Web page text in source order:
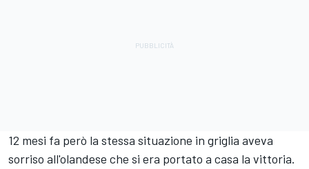
12 mesi fa però la stessa situazione in griglia aveva
sorriso all'olandese che si era portato a casa la vittoria.